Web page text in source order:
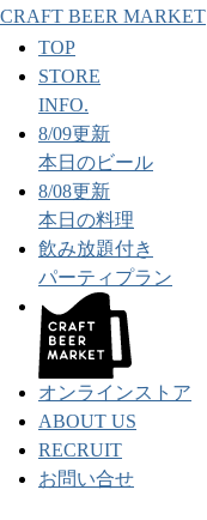
CRAFT BEER MARKET
TOP
STORE
INFO.
8/09更新
本日のビール
8/08更新
本日の料理
飲み放題付き
パーティプラン
オンラインストア
ABOUT US
RECRUIT
お問い合せ